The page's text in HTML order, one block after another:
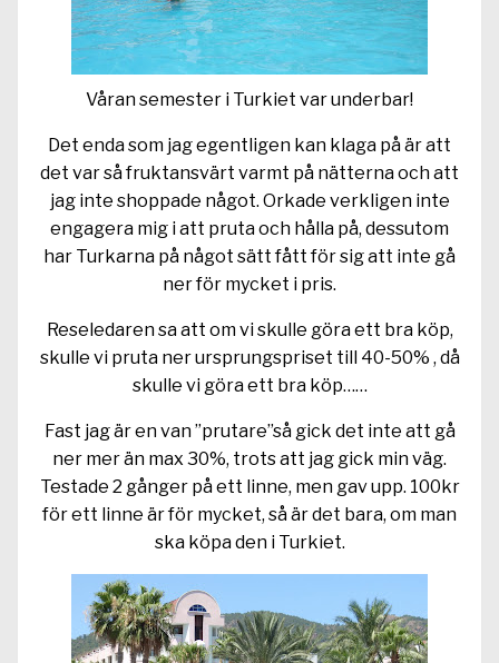
Våran semester i Turkiet var underbar!
Det enda som jag egentligen kan klaga på är att
det var så fruktansvärt varmt på nätterna och att
jag inte shoppade något. Orkade verkligen inte
engagera mig i att pruta och hålla på, dessutom
har Turkarna på något sätt fått för sig att inte gå
ner för mycket i pris.
Reseledaren sa att om vi skulle göra ett bra köp,
skulle vi pruta ner ursprungspriset till 40-50% , då
skulle vi göra ett bra köp……
Fast jag är en van ”prutare”så gick det inte att gå
ner mer än max 30%, trots att jag gick min väg.
Testade 2 gånger på ett linne, men gav upp. 100kr
för ett linne är för mycket, så är det bara, om man
ska köpa den i Turkiet.